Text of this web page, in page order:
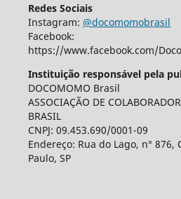
Redes Sociais
Instagram: @docomomobrasil
Facebook:
https://www.facebook.com/
Instituição responsável pela
DOCOMOMO Brasil
ASSOCIAÇÃO DE
BRASIL
CNPJ: 09.453.690/0001-09
Endereço: Rua do Lago, n° 876,
Paulo, SP